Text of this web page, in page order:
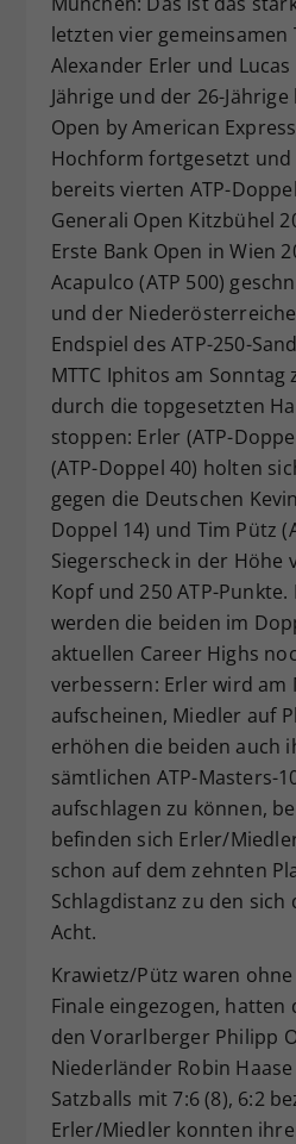
letzten vier
Alexander Erler und
Jährige und der 26-
Open by American
Hochform fortgesetzt und
bereits vierten ATP-
Generali Open Kitzbühel
Erste Bank Open in Wien
Acapulco (ATP 500)
und der
Endspiel des ATP-250-
MTTC Iphitos am Sonntag
durch die topgesetzten
stoppen: Erler (ATP-
(ATP-Doppel 40) holten
gegen die Deutschen
Doppel 14) und Tim Pütz
Siegerscheck in der Höhe
Kopf und 250 ATP-
werden die beiden im
aktuellen Career Highs
verbessern: Erler wird am
aufscheinen, Miedler auf
erhöhen die beiden auch
sämtlichen ATP-Masters-
aufschlagen zu können,
befinden sich Erler/
schon auf dem zehnten
Schlagdistanz zu den
Acht.
Krawietz/Pütz waren
Finale eingezogen, hatten
den Vorarlberger Philipp
Niederländer Robin
Satzballs mit 7:6 (8), 6:2
Erler/Miedler konnten
Zweck
Dieser Wert
Einstellungen.
historische
vorgenommen
Webseiten-
hat.